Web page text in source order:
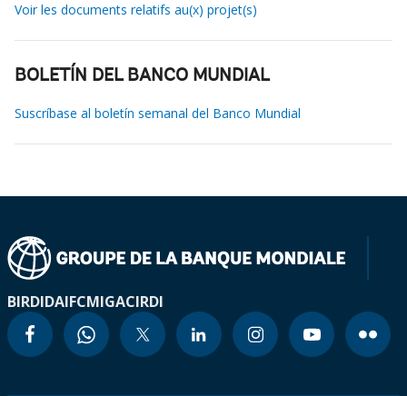
Voir les documents relatifs au(x) projet(s)
BOLETÍN DEL BANCO MUNDIAL
Suscríbase al boletín semanal del Banco Mundial
BIRDIDAIFCMIGACIRDI